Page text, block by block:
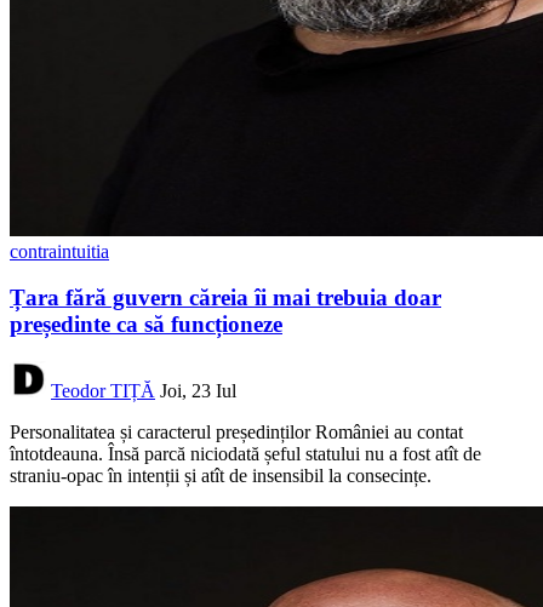
contraintuitia
Țara fără guvern căreia îi mai trebuia doar
președinte ca să funcționeze
Teodor TIȚĂ Joi, 23 Iul
Personalitatea și caracterul președinților României au contat
întotdeauna. Însă parcă niciodată șeful statului nu a fost atît de
straniu-opac în intenții și atît de insensibil la consecințe.